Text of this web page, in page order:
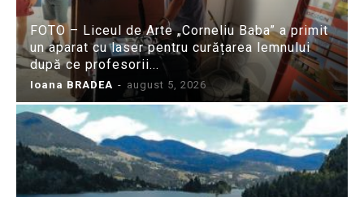
FOTO – Liceul de Arte „Corneliu Baba” a primit
un aparat cu laser pentru curățarea lemnului
după ce profesorii...
Ioana BRADEA - august 5, 2026